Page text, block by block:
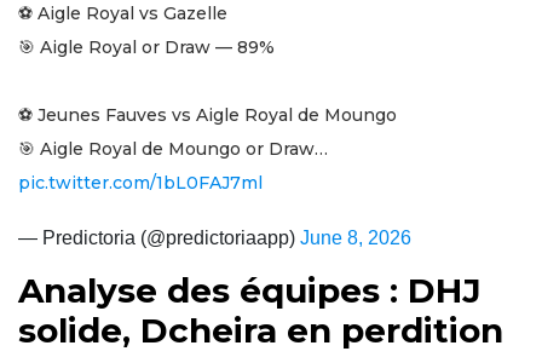
⚽ Aigle Royal vs Gazelle
🎯 Aigle Royal or Draw — 89%
⚽ Jeunes Fauves vs Aigle Royal de Moungo
🎯 Aigle Royal de Moungo or Draw…
pic.twitter.com/1bL0FAJ7ml
— Predictoria (@predictoriaapp) June 8, 2026
Analyse des équipes : DHJ
solide, Dcheira en perdition